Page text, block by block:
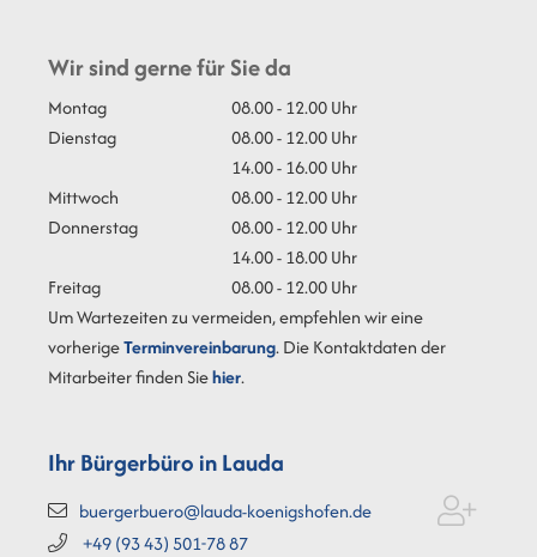
Wir sind gerne für Sie da
Montag
08.00 - 12.00 Uhr
Dienstag
08.00 - 12.00 Uhr
14.00 - 16.00 Uhr
Mittwoch
08.00 - 12.00 Uhr
Donnerstag
08.00 - 12.00 Uhr
14.00 - 18.00 Uhr
Freitag
08.00 - 12.00 Uhr
Um Wartezeiten zu vermeiden, empfehlen wir eine
vorherigeTerminvereinbarung. Die Kontaktdaten der
Mitarbeiter finden Siehier.
Ihr Bürgerbüro in Lauda
buergerbuero@lauda-koenigshofen.de
+49 (9343) 501-7887